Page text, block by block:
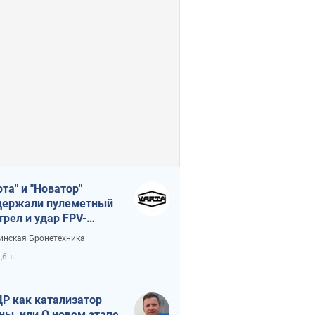
и "Новатор"
пулеметный
и удар FPV-
сохранив жизнь
Бронетехника
т.
как катализатор